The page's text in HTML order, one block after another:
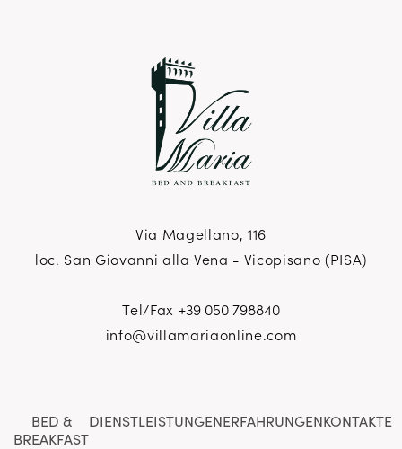
Via Magellano, 116
loc. San Giovanni alla Vena - Vicopisano (PISA)
Tel/Fax +39 050 798840
info@villamariaonline.com
BED &
BREAKFAST
DIENSTLEISTUNGENERFAHRUNGENKONTAKTE